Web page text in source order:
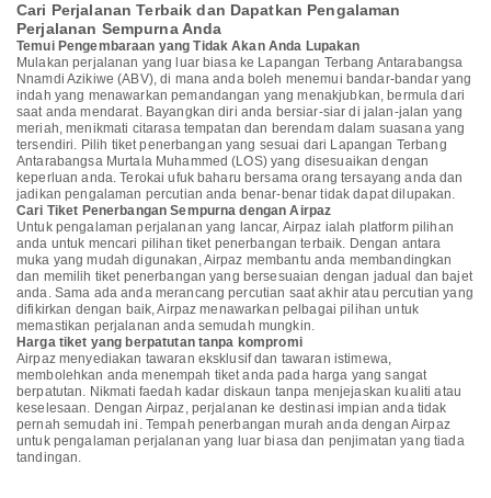
Cari Perjalanan Terbaik dan Dapatkan Pengalaman
Perjalanan Sempurna Anda
Temui Pengembaraan yang Tidak Akan Anda Lupakan
Mulakan perjalanan yang luar biasa ke Lapangan Terbang Antarabangsa
Nnamdi Azikiwe (ABV), di mana anda boleh menemui bandar-bandar yang
indah yang menawarkan pemandangan yang menakjubkan, bermula dari
saat anda mendarat. Bayangkan diri anda bersiar-siar di jalan-jalan yang
meriah, menikmati citarasa tempatan dan berendam dalam suasana yang
tersendiri. Pilih tiket penerbangan yang sesuai dari Lapangan Terbang
Antarabangsa Murtala Muhammed (LOS) yang disesuaikan dengan
keperluan anda. Terokai ufuk baharu bersama orang tersayang anda dan
jadikan pengalaman percutian anda benar-benar tidak dapat dilupakan.
Cari Tiket Penerbangan Sempurna dengan Airpaz
Untuk pengalaman perjalanan yang lancar, Airpaz ialah platform pilihan
anda untuk mencari pilihan tiket penerbangan terbaik. Dengan antara
muka yang mudah digunakan, Airpaz membantu anda membandingkan
dan memilih tiket penerbangan yang bersesuaian dengan jadual dan bajet
anda. Sama ada anda merancang percutian saat akhir atau percutian yang
difikirkan dengan baik, Airpaz menawarkan pelbagai pilihan untuk
memastikan perjalanan anda semudah mungkin.
Harga tiket yang berpatutan tanpa kompromi
Airpaz menyediakan tawaran eksklusif dan tawaran istimewa,
membolehkan anda menempah tiket anda pada harga yang sangat
berpatutan. Nikmati faedah kadar diskaun tanpa menjejaskan kualiti atau
keselesaan. Dengan Airpaz, perjalanan ke destinasi impian anda tidak
pernah semudah ini. Tempah penerbangan murah anda dengan Airpaz
untuk pengalaman perjalanan yang luar biasa dan penjimatan yang tiada
tandingan.